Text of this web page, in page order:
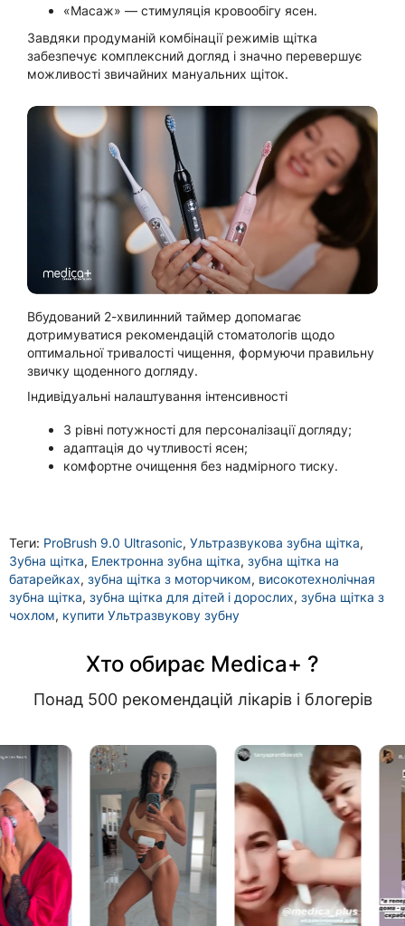
«Масаж» — стимуляція кровообігу ясен.
Завдяки продуманій комбінації режимів щітка
забезпечує комплексний догляд і значно перевершує
можливості звичайних мануальних щіток.
Вбудований 2-хвилинний таймер допомагає
дотримуватися рекомендацій стоматологів щодо
оптимальної тривалості чищення, формуючи правильну
звичку щоденного догляду.
Індивідуальні налаштування інтенсивності
3 рівні потужності для персоналізації догляду;
адаптація до чутливості ясен;
комфортне очищення без надмірного тиску.
Теги: ProBrush 9.0 Ultrasonic, Ультразвукова зубна щітка,
Зубна щітка, Електронна зубна щітка, зубна щітка на
батарейках, зубна щітка з моторчиком, високотехнолічная
зубна щітка, зубна щітка для дітей і дорослих, зубна щітка з
чохлом, купити Ультразвукову зубну
Хто обирає Medica+ ?
Понад 500 рекомендацій лікарів і блогерів